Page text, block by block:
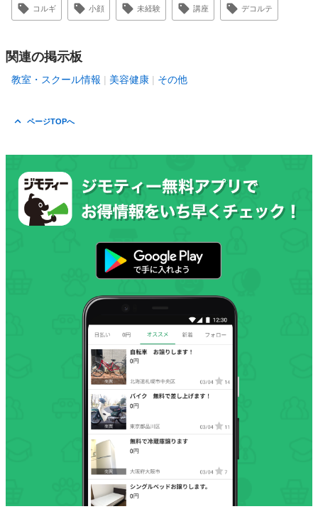
コルギ 小顔 未経験 講座 デコルテ
関連の掲示板
教室・スクール情報 美容健康 その他
ページTOPへ